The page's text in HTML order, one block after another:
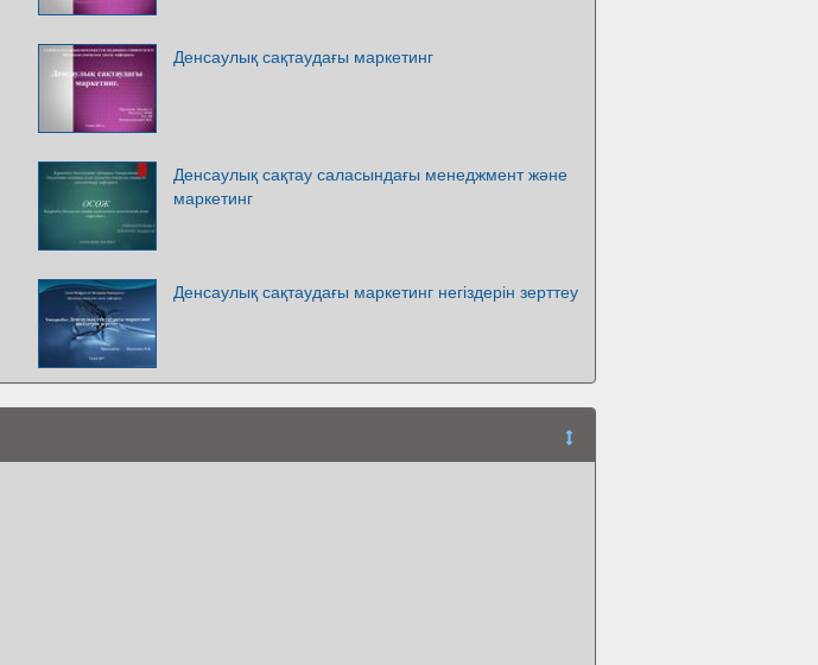
Денсаулық сақтаудағы маркетинг
Денсаулық сақтау саласындағы менеджмент және
маркетинг
Денсаулық сақтаудағы маркетинг негіздерін зерттеу